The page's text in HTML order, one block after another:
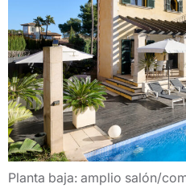
Planta baja: amplio salón/